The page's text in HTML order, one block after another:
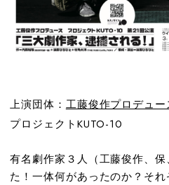
上演団体： 工藤俊作プロデュ
プロジェクトKUTO-10
有名劇作家３人（工藤俊作、
た！一体何があったのか？そ